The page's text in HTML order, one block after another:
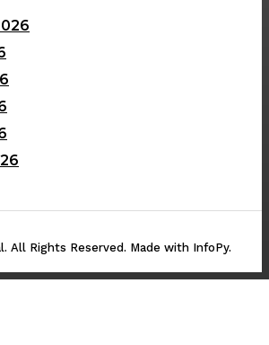
All Rights Reserved. Made with InfoPy.